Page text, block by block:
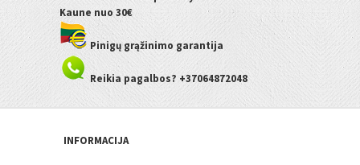
Kaune nuo 30€
Pinigų grąžinimo garantija
Reikia pagalbos? +37064872048
INFORMACIJA